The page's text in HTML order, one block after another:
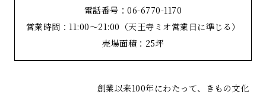
電話番号：06-6770-1170
営業時間：11:00～21:00（天王寺ミオ営業日に準じる）
売場面積：25坪
創業以来100年にわたって、きもの文化